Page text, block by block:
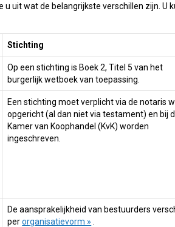
u uit wat de belangrijkste verschillen zijn. U
Stichting
Op een stichting is Boek 2, Titel 5 van het
burgerlijk wetboek van toepassing.
Een stichting moet verplicht via de notaris
opgericht (al dan niet via testament) en bij
Kamer van Koophandel (KvK) worden
ingeschreven.
De aansprakelijkheid van bestuurders
perorganisatievorm »